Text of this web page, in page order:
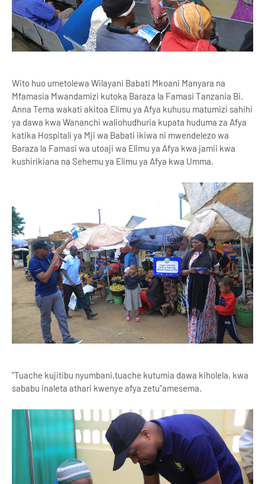
Wito huo umetolewa Wilayani Babati Mkoani Manyara na
Mfamasia Mwandamizi kutoka Baraza la Famasi Tanzania Bi.
Anna Tema wakati akitoa Elimu ya Afya kuhusu matumizi sahihi
ya dawa kwa Wananchi waliohudhuria kupata huduma za Afya
katika Hospitali ya Mji wa Babati ikiwa ni mwendelezo wa
Baraza la Famasi wa utoaji wa Elimu ya Afya kwa jamii kwa
kushirikiana na Sehemu ya Elimu ya Afya kwa Umma.
”Tuache kujitibu nyumbani,tuache kutumia dawa kiholela, kwa
sababu inaleta athari kwenye afya zetu"amesema.